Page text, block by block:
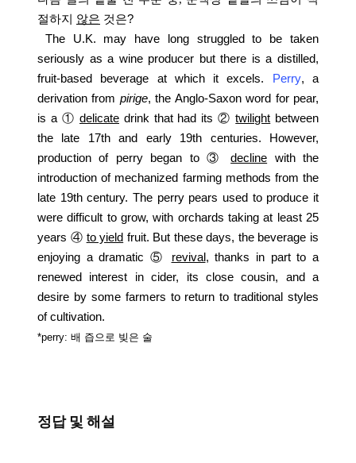
절하지 않은 것은?
The U.K. may have long struggled to be taken
seriously as a wine producer but there is a distilled,
fruit-based beverage at which it excels.
Perry, a
derivation from pirige, the Anglo-Saxon word for pear,
is a ① delicate drink that had its ② twilight between
the late 17th and early 19th centuries. However,
production of perry began to③ decline with the
introduction of mechanized farming methods from the
late 19th century. The perry pears used to produce it
were difficult to grow, with orchards taking at least 25
years ④ to yield fruit. But these days, the beverage is
enjoying a dramatic⑤ revival , thanks in part to a
renewed interest in cider, its close cousin, and a
desire by some farmers to return to traditional styles
of cultivation.
*perry: 배 즙으로 빚은 술
정답 및 해설